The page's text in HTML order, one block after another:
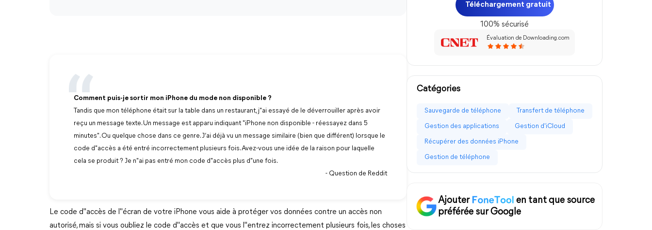
Comment puis-je sortir mon iPhone du mode non disponible ?
Tandis que mon téléphone était sur la table dans un restaurant, j"ai essayé de le déverrouiller après avoir
reçu un message texte. Un message est apparu indiquant "iPhone non disponible - réessayez dans 5
minutes". Ou quelque chose dans ce genre. J’ai déjà vu un message similaire (bien que différent) lorsque le
code d"accès a été entré incorrectement plusieurs fois. Avez-vous une idée de la raison pour laquelle
cela se produit ? Je n"ai pas entré mon code d"accès plus d"une fois.
- Question de Reddit
Le code d"accès de l"écran de votre iPhone vous aide à protéger vos données contre un accès non
autorisé, mais si vous oubliez le code d"accès et que vous l"entrez incorrectement plusieurs fois, les choses
Téléchargement gratuit
100% sécurisé
Évaluation de Downloading.com
Catégories
Sauvegarde de téléphone Transfert de téléphone
Gestion des applications Gestion d'iCloud
Récupérer des données iPhone
Gestion de téléphone
Ajouter
en tant que source
préférée sur Google